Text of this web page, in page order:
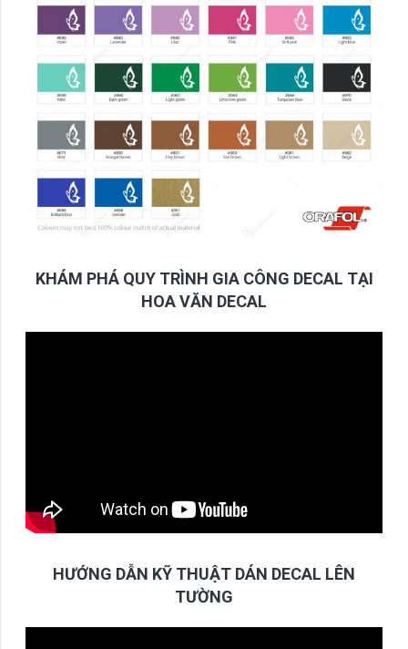
KHÁM PHÁ QUY TRÌNH GIA CÔNG DECAL TẠI
HOA VĂN DECAL
HƯỚNG DẪN KỸ THUẬT DÁN DECAL LÊN
TƯỜNG